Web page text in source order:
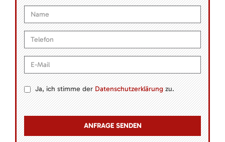
Ja, ich stimme derDatenschutzerklärungzu.